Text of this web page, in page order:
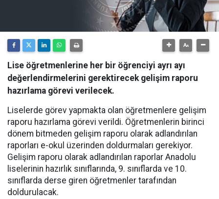
Lise öğretmenlerine her bir öğrenciyi ayrı ayı
değerlendirmelerini gerektirecek gelişim raporu
hazırlama görevi verilecek.
Liselerde görev yapmakta olan öğretmenlere gelişim
raporu hazırlama görevi verildi. Öğretmenlerin birinci
dönem bitmeden gelişim raporu olarak adlandırılan
raporları e-okul üzerinden doldurmaları gerekiyor.
Gelişim raporu olarak adlandırılan raporlar Anadolu
liselerinin hazırlık sınıflarında, 9. sınıflarda ve 10.
sınıflarda derse giren öğretmenler tarafından
doldurulacak.